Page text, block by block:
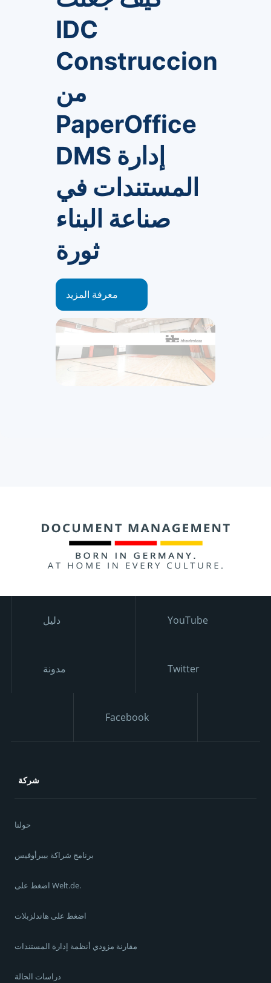
IDC
Construccion
من
PaperOffice
DMS إدارة
المستندات في
صناعة البناء
ثورة
معرفة المزيد
دليل YouTube
مدونة Twitter
Facebook
شركة
حولنا
برنامج شراكة بيبرأوفيس
اضغط على Welt.de.
اضغط على هاندلزبلات
مقارنة مزودي أنظمة إدارة المستندات
دراسات الحالة